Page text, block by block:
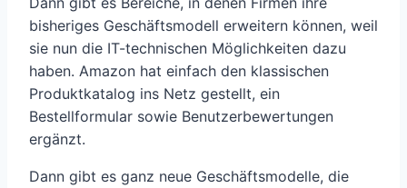
bisheriges Geschäftsmodell erweitern können, weil
sie nun die IT-technischen Möglichkeiten dazu
haben. Amazon hat einfach den klassischen
Produktkatalog ins Netz gestellt, ein
Bestellformular sowie Benutzerbewertungen
ergänzt.
Dann gibt es ganz neue Geschäftsmodelle, die